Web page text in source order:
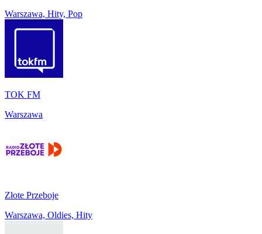
Warszawa, Hity, Pop
TOK FM
Warszawa
Złote Przeboje
Warszawa, Oldies, Hity